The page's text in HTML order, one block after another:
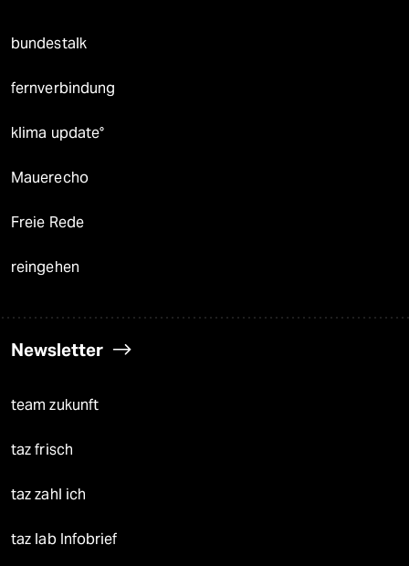
bundestalk
fernverbindung
klima update°
Mauerecho
Freie Rede
reingehen
Newsletter
team zukunft
taz frisch
taz zahl ich
taz lab Infobrief